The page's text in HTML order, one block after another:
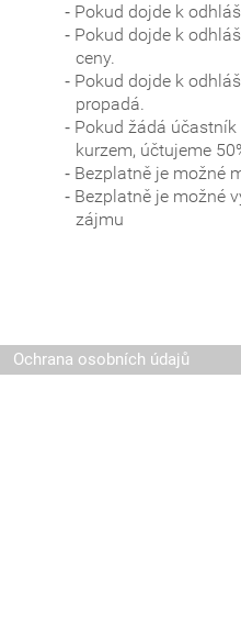
Pokud dojde k
Pokud dojde k
ceny.
Pokud dojde k
propadá.
Pokud žádá
kurzem, účtujeme
Bezplatně je možné
Bezplatně je možné
zájmu
Ochrana osobních údajů